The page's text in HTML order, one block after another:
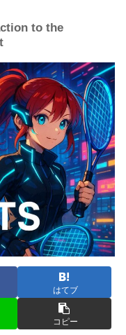
to the
はてブ
コピー